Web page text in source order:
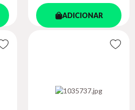
ADICIONAR